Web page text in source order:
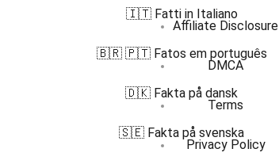
Affiliate Disclosure
DMCA
Terms
Privacy Policy
🇮🇹 Fatti in Italiano
🇧🇷 🇵🇹 Fatos em português
🇩🇰 Fakta på dansk
🇸🇪 Fakta på svenska